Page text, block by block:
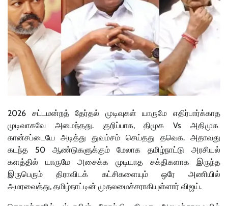
2026 சட்டமன்றத் தேர்தல் முடிவுகள் யாருமே எதிர்பார்க்காத
முடிவாகவே அமைந்தது. குறிப்பாக, திமுக Vs அதிமுக
கான்சப்டையே அடித்து துவம்சம் செய்தது தவெக. அதாவது
கடந்த 50 ஆண்டுகளுக்கும் மேலாக தமிழ்நாட்டு அரசியல்
களத்தில் யாருமே அசைக்க முடியாத சக்திகளாக இருந்த
இருபெரும் திராவிடக் கட்சிகளையும் ஒரே அணியில்
அமரவைத்து, தமிழ்நாட்டின் முதலமைச்சராகியுள்ளார் விஜய்.